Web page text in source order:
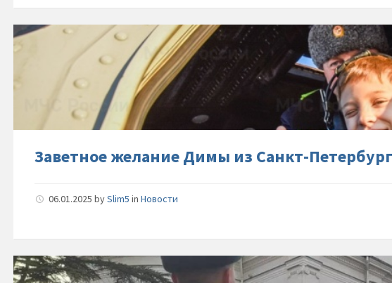
желание-
Димы-
из-
Санкт-
Заветное желание Димы из Санкт-
06.01.2025bySlim5 inНовости
В-